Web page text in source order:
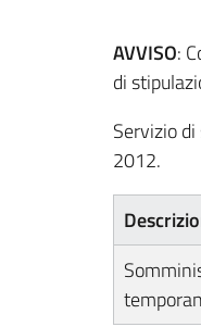
AVVISO:
di
Servizio
2012.